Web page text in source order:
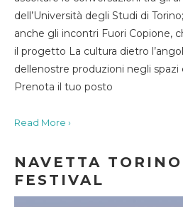
dell’Università degli Studi di
anche gli incontri Fuori Copione,
il progetto La cultura dietro
dellenostre produzioni negli
Prenota il tuo posto
Read More ›
NAVETTA
FESTIVAL